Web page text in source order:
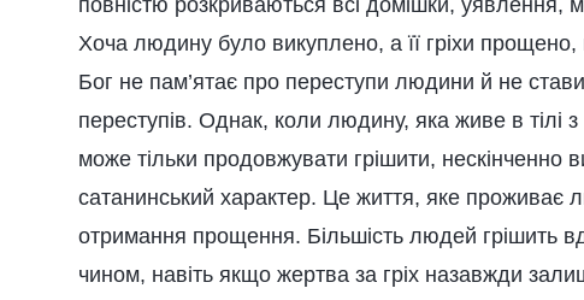
повністю розкриваються всі домішки, уявлення,
Хоча людину було викуплено, а її гріхи
Бог не пам’ятає про переступи людини й не
переступів. Однак, коли людину, яка живе в тілі з
може тільки продовжувати грішити, нескінченно
сатанинський характер. Це життя, яке проживає
отримання прощення. Більшість людей грішить
чином, навіть якщо жертва за гріх назавжди